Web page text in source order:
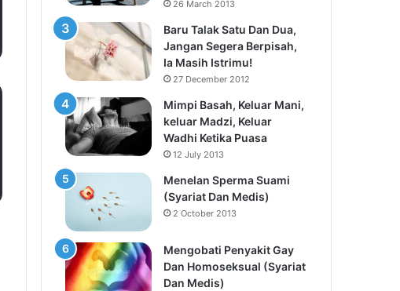
26 March 2013
Baru Talak Satu Dan Dua,
Jangan Segera Berpisah,
Ia Masih Istrimu!
27 December 2012
Mimpi Basah, Keluar Mani,
keluar Madzi, Keluar
Wadhi Ketika Puasa
12 July 2013
Menelan Sperma Suami
(Syariat Dan Medis)
2 October 2013
Mengobati Penyakit Gay
Dan Homoseksual (Syariat
Dan Medis)